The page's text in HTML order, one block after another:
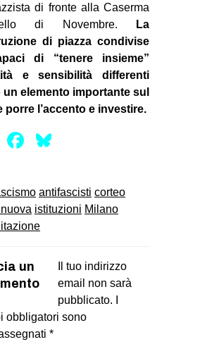
di fronte alla Caserma
di Novembre.
La
di piazza condivise
di “tenere insieme”
e sensibilità differenti
elemento importante sul
porre l’accento e investire.
Mastodon
Facebook
antifascisti corteo
istituzioni Milano
un
Il tuo indirizzo
email non sarà
pubblicato.
obbligatori sono
*